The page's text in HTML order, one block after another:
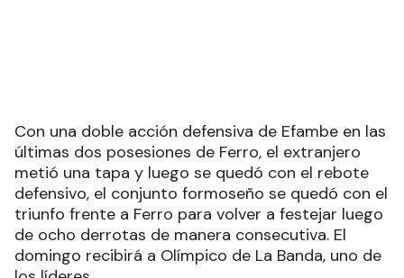
Con una doble acción defensiva de Efambe en las
últimas dos posesiones de Ferro, el extranjero
metió una tapa y luego se quedó con el rebote
defensivo, el conjunto formoseño se quedó con el
triunfo frente a Ferro para volver a festejar luego
de ocho derrotas de manera consecutiva. El
domingo recibirá a Olímpico de La Banda, uno de